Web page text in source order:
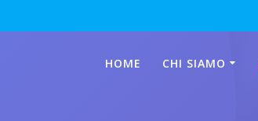
HOME CHI SIAMO